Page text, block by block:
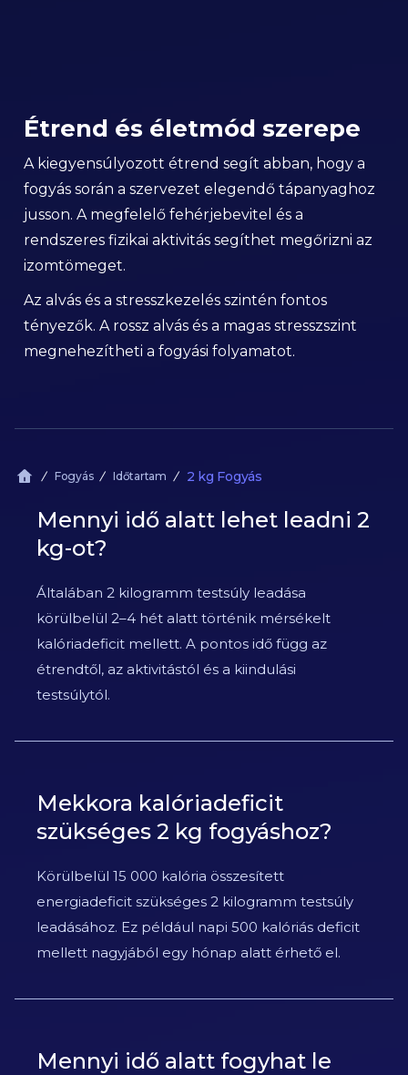
Étrend és életmód szerepe
A kiegyensúlyozott étrend segít abban, hogy a
fogyás során a szervezet elegendő tápanyaghoz
jusson. A megfelelő fehérjebevitel és a
rendszeres fizikai aktivitás segíthet megőrizni az
izomtömeget.
Az alvás és a stresszkezelés szintén fontos
tényezők. A rossz alvás és a magas stresszszint
megnehezítheti a fogyási folyamatot.
Fogyás Időtartam 2 kg Fogyás
Mennyi idő alatt lehet leadni 2
kg-ot?
Általában 2 kilogramm testsúly leadása
körülbelül 2–4 hét alatt történik mérsékelt
kalóriadeficit mellett. A pontos idő függ az
étrendtől, az aktivitástól és a kiindulási
testsúlytól.
Mekkora kalóriadeficit
szükséges 2 kg fogyáshoz?
Körülbelül 15 000 kalória összesített
energiadeficit szükséges 2 kilogramm testsúly
leadásához. Ez például napi 500 kalóriás deficit
mellett nagyjából egy hónap alatt érhető el.
Mennyi idő alatt fogyhat le